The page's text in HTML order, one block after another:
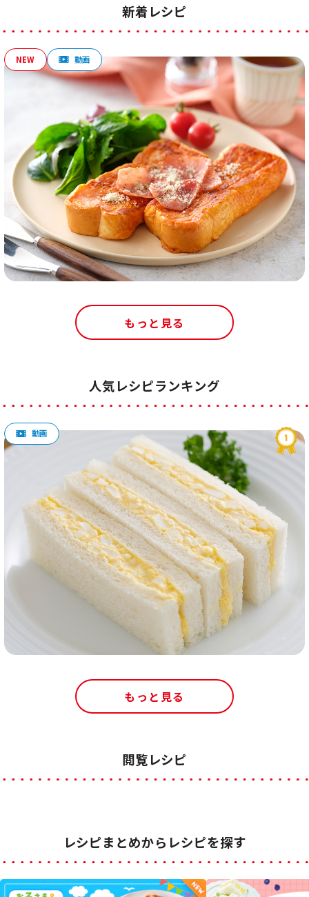
新着レシピ
もっと見る
人気レシピランキング
もっと見る
閲覧レシピ
レシピまとめからレシピを探す